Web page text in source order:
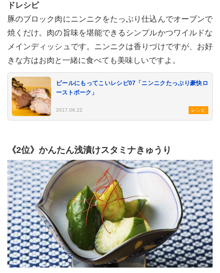
ドレシピ
豚のブロック肉にニンニクをたっぷり仕込んでオーブンで
焼くだけ。肉の旨味を堪能できるシンプルかつワイルドな
メインディッシュです。ニンニクは香りづけですが、お好
きな方はお肉と一緒に食べても美味しいですよ。
ビールにもってこいレシピ07「ニンニクたっぷり豪快ロ
ーストポーク」
2017.06.22 レシピ
《2位》かんたん浅漬けスタミナきゅうり